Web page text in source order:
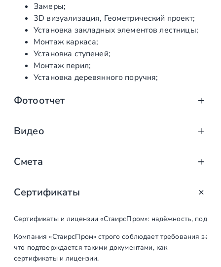
ь
ц
а
х
Замеры;
3D визуализация, Геометрический проект;
Установка закладных элементов лестницы;
Монтаж каркаса;
Установка ступеней;
Монтаж перил;
Установка деревянного поручня;
Фотоотчет
Видео
https://www.youtube.com/watch?v=zDPveClf4HY
Смета
Наименование
Кол-во
Первый этап
Выезд на объект,
Сертификаты
Сертификаты и лицензии «СтаирсПром»: надёжность,
Компания «СтаирсПром» строго соблюдает требования
что подтверждается такими документами, как
сертификаты и лицензии.